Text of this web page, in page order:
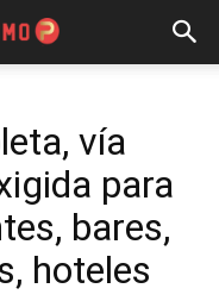
vía
para
bares,
hoteles